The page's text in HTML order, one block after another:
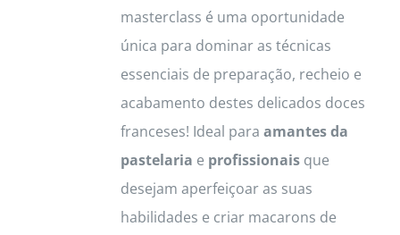
masterclass é uma oportunidade
única para dominar as técnicas
essenciais de preparação, recheio e
acabamento destes delicados doces
franceses! Ideal para amantes da
pastelaria e profissionaisque
desejam aperfeiçoar as suas
habilidades e criar macarons de